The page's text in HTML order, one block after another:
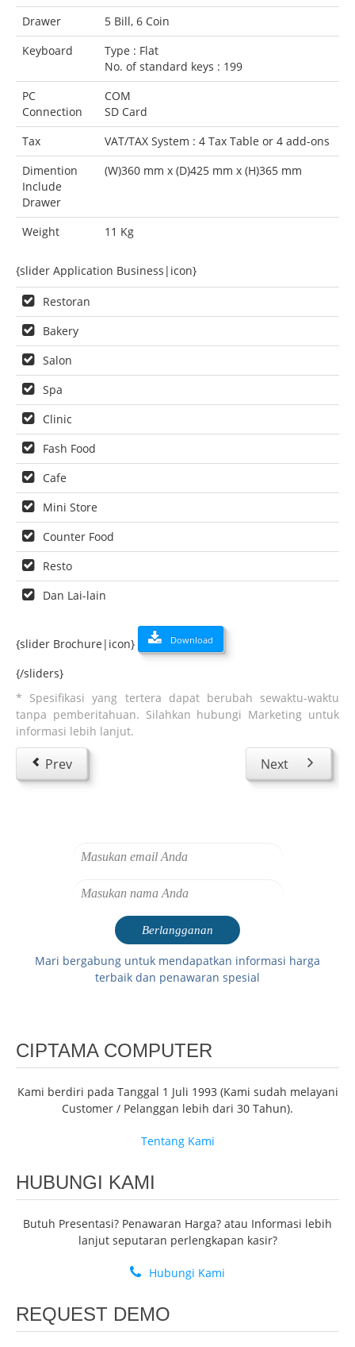
Drawer
5 Bill, 6 Coin
Keyboard
Type : Flat
No. of standard keys : 199
PC
Connection
COM
SD Card
Tax
VAT/TAX System : 4 Tax Table or 4 add-ons
Dimention
Include
Drawer
(W)360 mm x (D)425 mm x (H)365 mm
Weight 11 Kg
{slider Application Business|icon}
Restoran
Bakery
Salon
Spa
Clinic
Fash Food
Cafe
Mini Store
Counter Food
Resto
Dan Lai-lain
{slider Brochure|icon} Download
{/sliders}
* Spesifikasi yang tertera dapat berubah sewaktu-waktu
tanpa pemberitahuan. Silahkan hubungi Marketing untuk
informasi lebih lanjut.
Prev Next
Mari bergabung untuk mendapatkan informasi harga
terbaik dan penawaran spesial
CIPTAMA COMPUTER
Kami berdiri pada Tanggal 1 Juli 1993 (Kami sudah melayani
Customer / Pelanggan lebih dari 30 Tahun).
Tentang Kami
HUBUNGI KAMI
Butuh Presentasi? Penawaran Harga? atau Informasi lebih
lanjut seputaran perlengkapan kasir?
Hubungi Kami
REQUEST DEMO